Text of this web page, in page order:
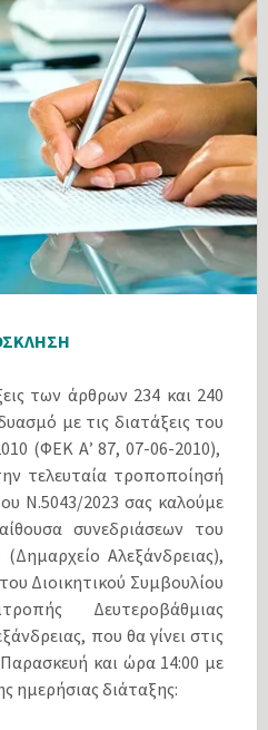
των άρθρων 234 και 240
με τις διατάξεις του
(ΦΕΚ Α’ 87, 07-06-2010),
τελευταία τροποποίησή
Ν.5043/2023 σας καλούμε
συνεδριάσεων του
Αλεξάνδρειας),
Διοικητικού Συμβουλίου
Δευτεροβάθμιας
που θα γίνει στις
και ώρα 14:00 με
ημερήσιας διάταξης: